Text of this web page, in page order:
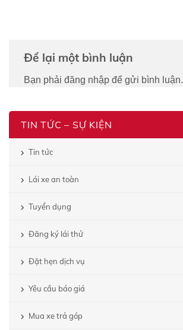
TIN TỨC – SỰ KIỆN
Tin tức
Lái xe an toàn
Tuyển dụng
Đăng ký lái thử
Đặt hẹn dịch vụ
Yêu cầu báo giá
Mua xe trả góp
Để lại một bình luận
Bạn phải đăng nhập để gửi bình luận.